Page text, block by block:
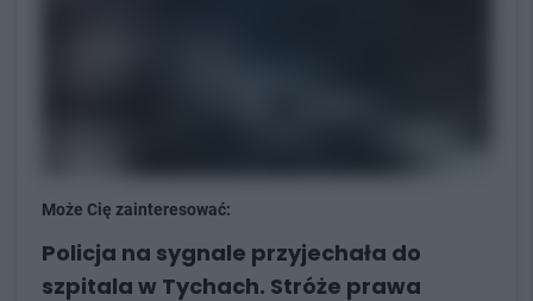
Może Cię zainteresować:
Policja na sygnale przyjechała do
szpitala w Tychach. Stróże prawa